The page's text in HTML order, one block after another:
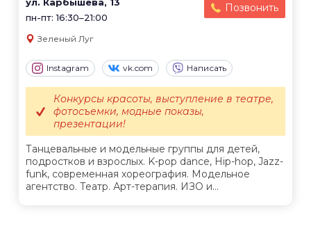
пн-пт: 16:30–21:00
Позвонить
Зеленый Луг
Instagram vk.com Написать
Танцевальные и модельные группы для детей,
подростков и взрослых. K-pop dance, Hip-hop, Jazz-
funk, современная хореография. Модельное
агентство. Театр. Арт-терапия. ИЗО и...
Конкурсы красоты, выступление в театре,
фотосъемки, модные показы,
презентации!